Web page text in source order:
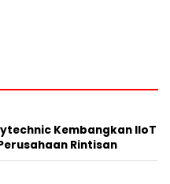
Kembangkan IIoT
Rintisan